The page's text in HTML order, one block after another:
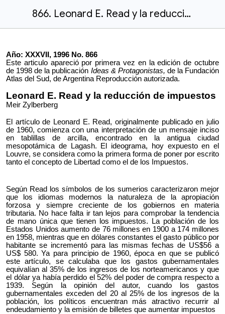
866. Leonard E. Read y la reducción de impuestos.docx
Año: XXXVII, 1996 No. 866
Este articulo apareció por primera vez en la edición de octubre
de 1998 de la publicación Ideas & Protagonistas, de la Fundación
Atlas del Sud, de Argentina Reproducción autorizada.
Leonard E. Read y la reducción de impuestos
Meir Zylberberg
El artículo de Leonard E. Read, originalmente publicado en julio
de 1960, comienza con una interpretación de un mensaje inciso
en tablillas de arcilla, encontrado en la antigua ciudad
mesopotámica de Lagash. El ideograma, hoy expuesto en el
Louvre, se considera como la primera forma de poner por escrito
tanto el concepto de Libertad como el de los Impuestos.
Según Read los símbolos de los sumerios caracterizaron mejor
que los idiomas modernos la naturaleza de la apropiación
forzosa y siempre creciente de los gobiernos en materia
tributaria. No hace falta ir tan lejos para comprobar la tendencia
de mano única que tienen los impuestos. La población de los
Estados Unidos aumento de 76 millones en 1900 a 174 millones
en 1958, mientras que en dólares constantes el gasto público por
habitante se incrementó para las mismas fechas de US$56 a
US$ 580. Ya para principio de 1960, época en que se publicó
este artículo, se calculaba que los gastos gubernamentales
equivalían al 35% de los ingresos de los norteamericanos y que
el dólar ya había perdido el 52% del poder de compra respecto a
1939. Según la opinión del autor, cuando los gastos
gubernamentales exceden del 20 al 25% de los ingresos de la
población, los políticos encuentran más atractivo recurrir al
endeudamiento y la emisión de billetes que aumentar impuestos